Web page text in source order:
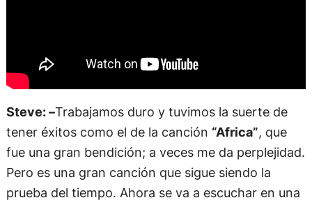
Steve: –Trabajamos duro y tuvimos la suerte de
tener éxitos como el de la canción “Africa”, que
fue una gran bendición; a veces me da perplejidad.
Pero es una gran canción que sigue siendo la
prueba del tiempo. Ahora se va a escuchar en una